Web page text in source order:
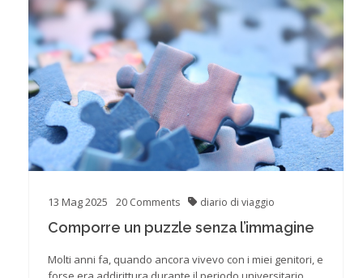
13 Mag2025 20 Comments diario di viaggio
Comporre un puzzle senza l’immagine
Molti anni fa, quando ancora vivevo con i miei genitori, e